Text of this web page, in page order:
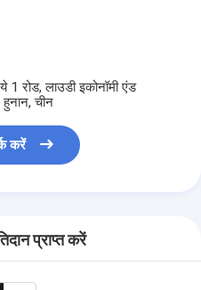
रोड, लाउडी इकोनॉमी एंड
चीन
करें
प्राप्त करें